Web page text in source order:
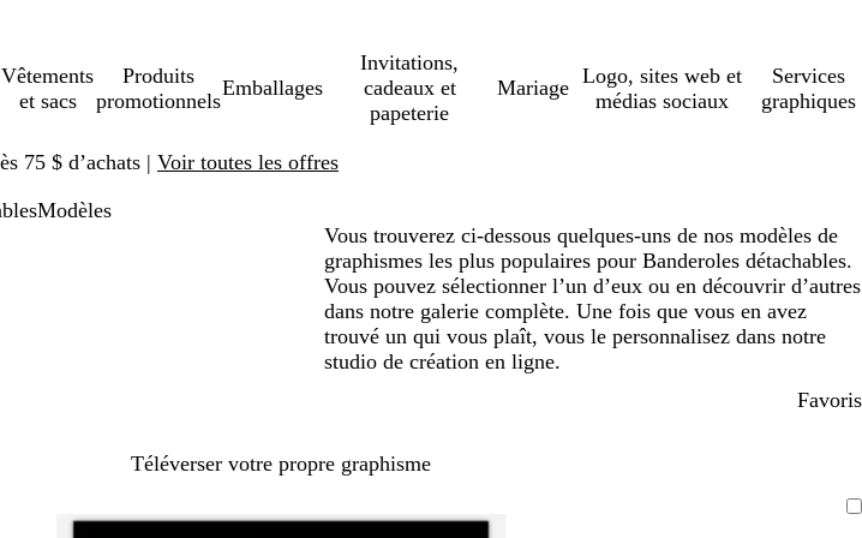
Vêtements
et sacs
Produits
promotionnels
Emballages
Invitations,
cadeaux et
papeterie
Mariage
Logo, sites web et
médias sociaux
Services
graphiques
75 $ d’achats | Voir toutes les offres
Modèles
Vous trouverez ci-dessous quelques-uns de nos modèles de
graphismes les plus populaires pour Banderoles détachables.
Vous pouvez sélectionner l’un d’eux ou en découvrir d’autres
dans notre galerie complète. Une fois que vous en avez
trouvé un qui vous plaît, vous le personnalisez dans notre
studio de création en ligne.
Favoris
Téléverser votre propre graphisme